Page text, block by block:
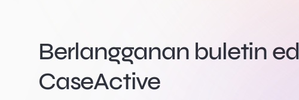
Berlangganan buletin
CaseActive